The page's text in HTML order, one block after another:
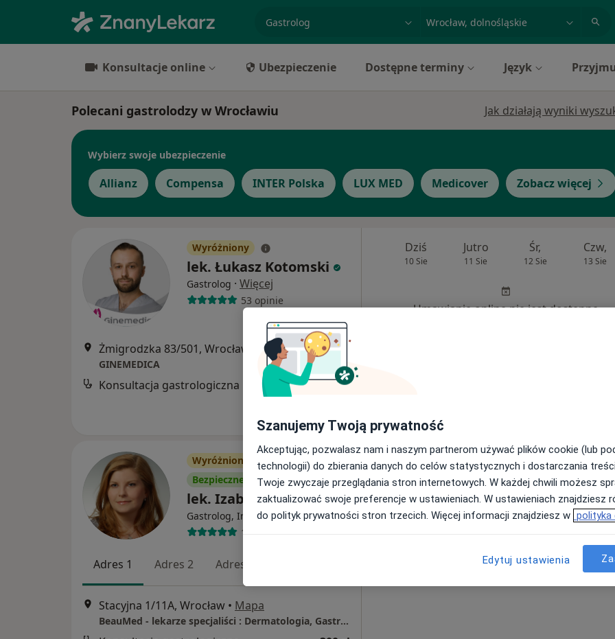
miasto lub dzielnica
Konsultacje online Ubezpieczenie Dostępne terminy Język
Polecani gastrolodzy w Wrocławiu Jak działają wyniki
Wybierz swoje ubezpieczenie
Allianz Compensa INTER Polska LUX MED Medicover Zobacz więcej
Wyróżniony
lek. Łukasz Kotomski
Gastrolog · Więcej
53 opinie
Żmigrodzka 83/501, Wrocław Mapa
GINEMEDICA
Konsultacja gastrologiczna 280 zł
Dziś
10 Sie
Jutro
11 Sie
Śr,
12 Sie
Czw,
13 Sie
Umawianie online nie jest dostępne
Wyróżniony
Bezpieczne płatności
lek. Izabela Smoła
Gastrolog, Internista·Więcej
122 opinie
Adres 1 Adres 2 Adres 3
Stacyjna 1/11A, Wrocław • Mapa
BeauMed - lekarze specjaliści : Dermatologia, Gastroenterologia, Diagnostyka USG, Medycyna Estetyczna / Centrum Terapii Trądziku / Centrum Leczenia Nadpotliwości
Dziś Jutro
11 Sie
Śr, Czw,
Umawianie online nie jest dostępne
Szanujemy Twoją prywatność
Akceptując, pozwalasz nam i naszym partnerom używać plików cookie (lub
technologii) do zbierania danych do celów statystycznych i dostarczania
Twoje zwyczaje przeglądania stron internetowych. W każdej chwili możesz
zaktualizować swoje preferencje w ustawieniach. W ustawieniach znajdziesz
do polityk prywatności stron trzecich. Więcej informacji znajdziesz w polityka
Edytuj ustawienia